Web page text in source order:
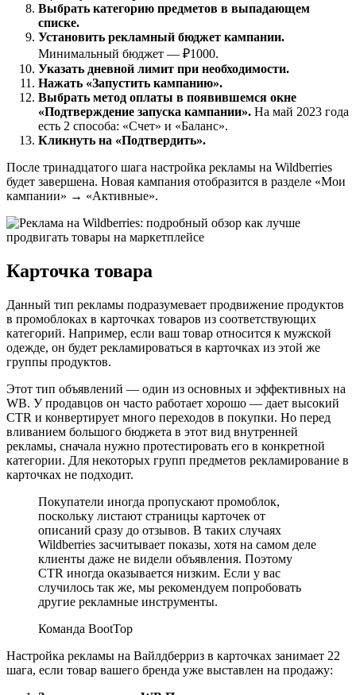
Выбрать категорию предметов в выпадающем
списке.
Установить рекламный бюджет кампании.
Минимальный бюджет — ₽1000.
Указать дневной лимит при необходимости.
Нажать «Запустить кампанию».
Выбрать метод оплаты в появившемся окне
«Подтверждение запуска кампании». На май 2023 года
есть 2 способа: «Счет» и «Баланс».
Кликнуть на «Подтвердить».
После тринадцатого шага настройка рекламы на Wildberries
будет завершена. Новая кампания отобразится в разделе «Мои
кампании» → «Активные».
Карточка товара
Данный тип рекламы подразумевает продвижение продуктов
в промоблоках в карточках товаров из соответствующих
категорий. Например, если ваш товар относится к мужской
одежде, он будет рекламироваться в карточках из этой же
группы продуктов.
Этот тип объявлений — один из основных и эффективных на
WB. У продавцов он часто работает хорошо — дает высокий
CTR и конвертирует много переходов в покупки. Но перед
вливанием большого бюджета в этот вид внутренней
рекламы, сначала нужно протестировать его в конкретной
категории. Для некоторых групп предметов рекламирование в
карточках не подходит.
Покупатели иногда пропускают промоблок,
поскольку листают страницы карточек от
описаний сразу до отзывов. В таких случаях
Wildberries засчитывает показы, хотя на самом деле
клиенты даже не видели объявления. Поэтому
CTR иногда оказывается низким. Если у вас
случилось так же, мы рекомендуем попробовать
другие рекламные инструменты.
Команда BootTop
Настройка рекламы на Вайлдберриз в карточках занимает 22
шага, если товар вашего бренда уже выставлен на продажу: